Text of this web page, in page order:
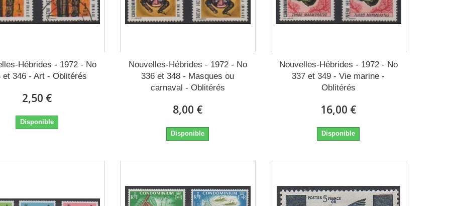
Hébrides - 1972 - No
et 346 - Art - Oblitérés
2,50 €
Disponible
Nouvelles-Hébrides - 1972 - No
336 et 348 - Masques ou
carnaval - Oblitérés
8,00 €
Disponible
Nouvelles-Hébrides - 1972 - No
337 et 349 - Vie marine -
Oblitérés
16,00 €
Disponible